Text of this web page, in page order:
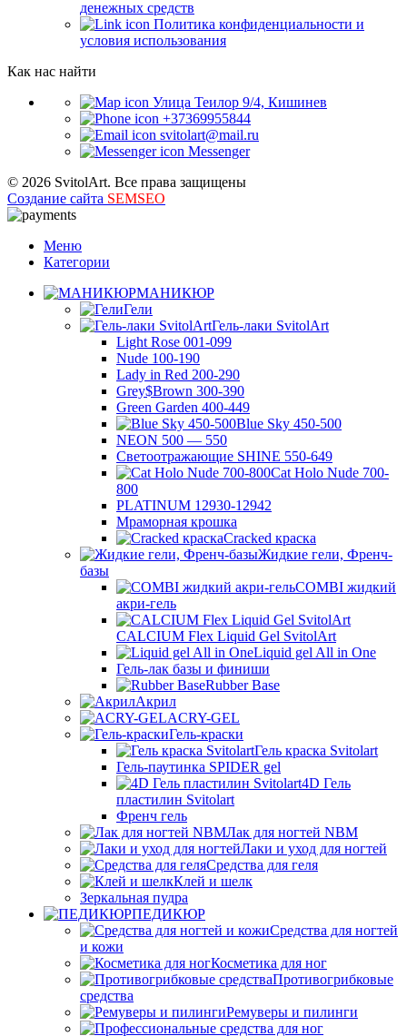
денежных средств
Политика конфиденциальности и
условия использования
Как нас найти
Улица Теилор 9/4, Кишинев
+37369955844
svitolart@mail.ru
Messenger
© 2026 SvitolArt. Все права защищены
Создание сайта SEMSEO
Меню
Категории
МАНИКЮР
Гели
Гель-лаки SvitolArt
Light Rose 001-099
Nude 100-190
Lady in Red 200-290
Grey$Brown 300-390
Green Garden 400-449
Blue Sky 450-500
NEON 500 — 550
Светоотражающие SHINE 550-649
Cat Holo Nude 700-
800
PLATINUM 12930-12942
Мраморная крошка
Cracked краска
Жидкие гели, Френч-
базы
COMBI жидкий
акри-гель
CALCIUM Flex Liquid Gel SvitolArt
Liquid gel All in One
Гель-лак базы и финиши
Rubber Base
Акрил
ACRY-GEL
Гель-краски
Гель краска Svitolart
Гель-паутинка SPIDER gel
4D Гель
пластилин Svitolart
Френч гель
Лак для ногтей NBM
Лаки и уход для ногтей
Средства для геля
Клей и шелк
Зеркальная пудра
ПЕДИКЮР
Средства для ногтей
и кожи
Косметика для ног
Противогрибковые
средства
Ремуверы и пилинги